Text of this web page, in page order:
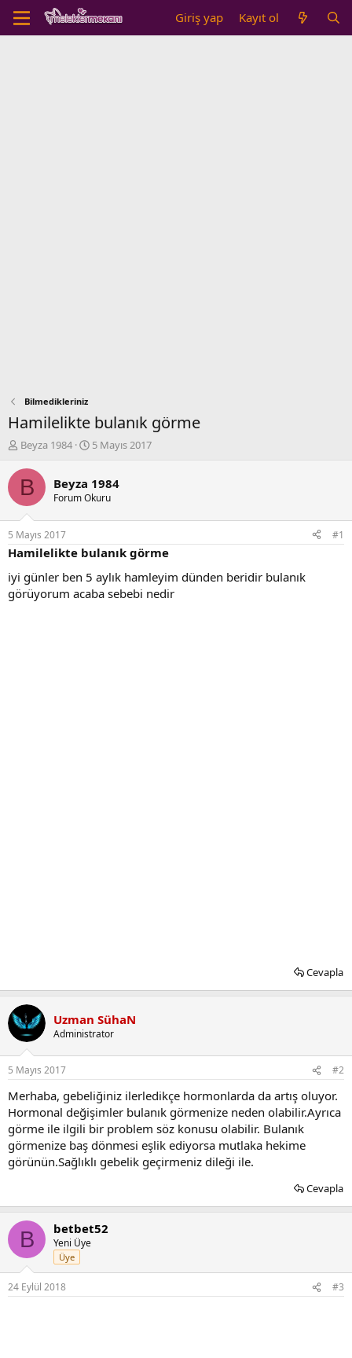
Giriş yap Kayıt ol
Bilmedikleriniz
Hamilelikte bulanık görme
K
n
b
y
u
b
a
a
Beyza 1984
B
l
a
ı
ç
a
r
5 Mayıs 2017
B Beyza 1984
Forum Okuru
5 Mayıs 2017 #1
Hamilelikte bulanık görme
iyi günler ben 5 aylık hamleyim dünden beridir bulanık
görüyorum acaba sebebi nedir
Cevapla
Uzman SühaN
Administrator
5 Mayıs 2017 #2
Merhaba, gebeliğiniz ilerledikçe hormonlarda da artış oluyor.
Hormonal değişimler bulanık görmenize neden olabilir.Ayrıca
görme ile ilgili bir problem söz konusu olabilir. Bulanık
görmenize baş dönmesi eşlik ediyorsa mutlaka hekime
görünün.Sağlıklı gebelik geçirmeniz dileği ile.
Cevapla
B betbet52
Yeni Üye
Üye
24 Eylül 2018 #3